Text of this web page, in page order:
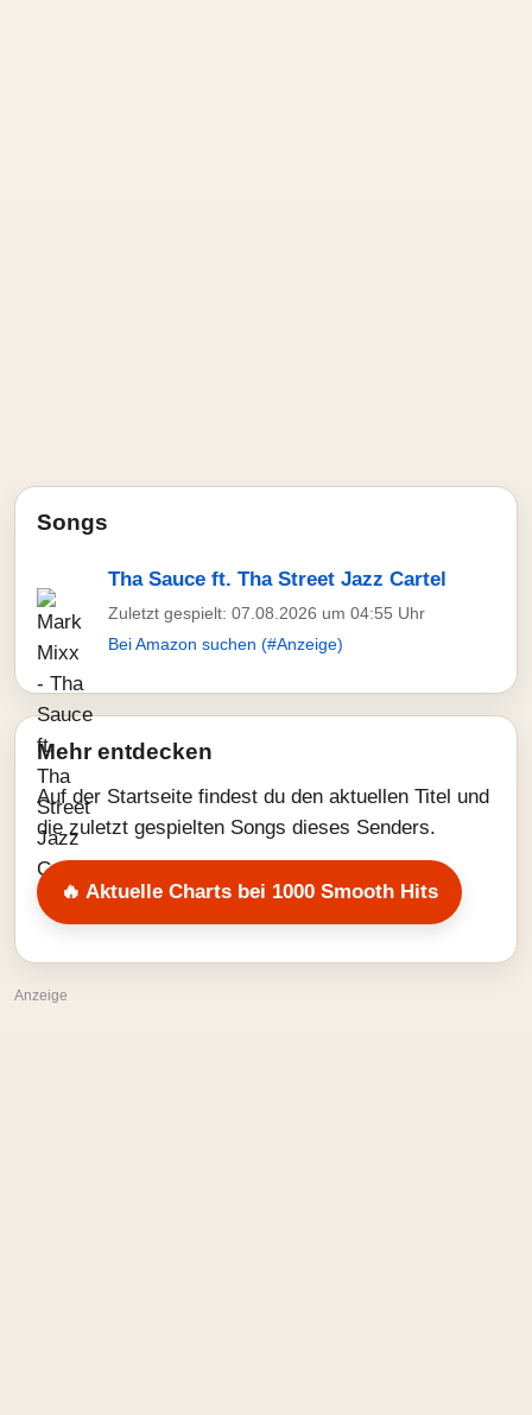
Songs
Tha Sauce ft. Tha Street Jazz Cartel
Zuletzt gespielt: 07.08.2026 um 04:55 Uhr
Bei Amazon suchen (#Anzeige)
Mehr entdecken
Auf der Startseite findest du den aktuellen Titel und
die zuletzt gespielten Songs dieses Senders.
🔥 Aktuelle Charts bei 1000 Smooth Hits
Anzeige